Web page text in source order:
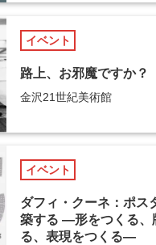
イベント
路上、お邪魔ですか？
金沢21世紀美術館
イベント
ダフィ・クーネ：ポス
築する ―形をつくる、
る、表現をつくる―